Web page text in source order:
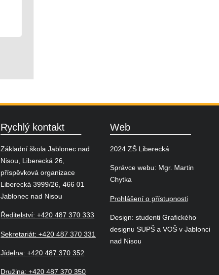
Rychlý kontakt
Základní škola Jablonec nad
Nisou, Liberecká 26,
příspěvková organizace
Liberecká 3999/26, 466 01
Jablonec nad Nisou
Ředitelství: +420 487 370 333
Sekretariát: +420 487 370 331
Jídelna: +420 487 370 352
Družina: +420 487 370 350
Web
2024 ZŠ Liberecká
Správce webu: Mgr. Martin
Chytka
Prohlášení o přístupnosti
Design: studenti Grafického
designu SUPŠ a VOŠ v Jablonci
nad Nisou